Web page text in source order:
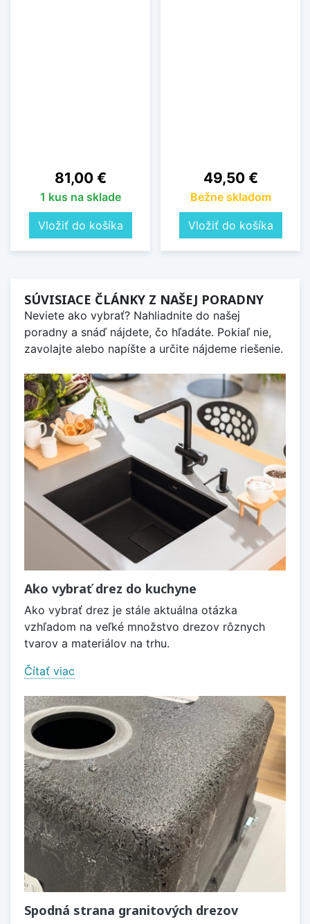
Cena
81,00 €
1 kus na sklade
Vložiť do košíka
Cena
49,50 €
Bežne skladom
Vložiť do košíka
SÚVISIACE ČLÁNKY Z NAŠEJ PORADNY
Neviete ako vybrať? Nahliadnite do našej
poradny a snáď nájdete, čo hľadáte. Pokiaľ nie,
zavolajte alebo napíšte a určite nájdeme riešenie.
Ako vybrať drez do kuchyne
Ako vybrať drez je stále aktuálna otázka
vzhľadom na veľké množstvo drezov rôznych
tvarov a materiálov na trhu.
Čítať viac
Spodná strana granitových drezov